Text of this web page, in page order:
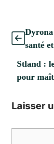
santé
Stland :
pour
Laisser